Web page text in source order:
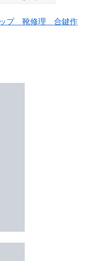
プ 靴修理 合鍵作